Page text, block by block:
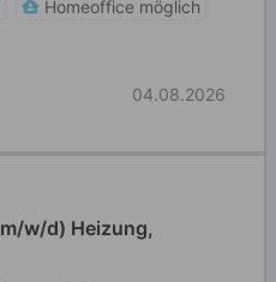
Homeoffice möglich
04.08.2026
w/d) Heizung,